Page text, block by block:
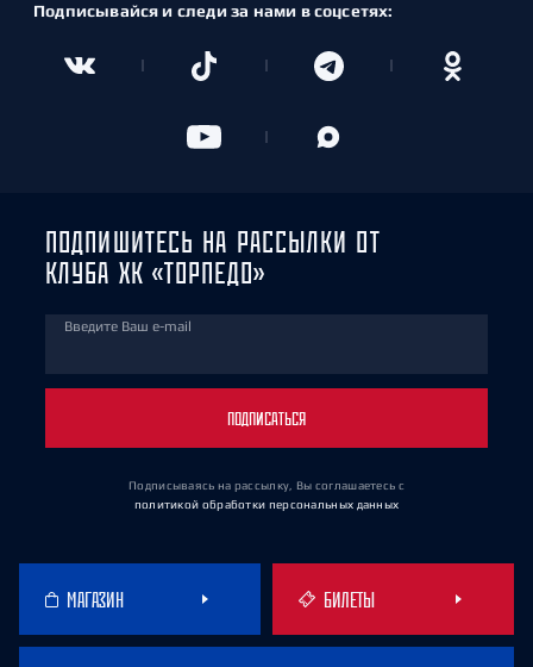
Подписывайся и следи за нами в соцсетях:
ПОДПИШИТЕСЬ НА РАССЫЛКИ ОТ
КЛУБА ХК «ТОРПЕДО»
Введите Ваш e-mail
ПОДПИСАТЬСЯ
Подписываясь на рассылку, Вы соглашаетесь с
политикой обработки персональных данных
МАГАЗИН БИЛЕТЫ